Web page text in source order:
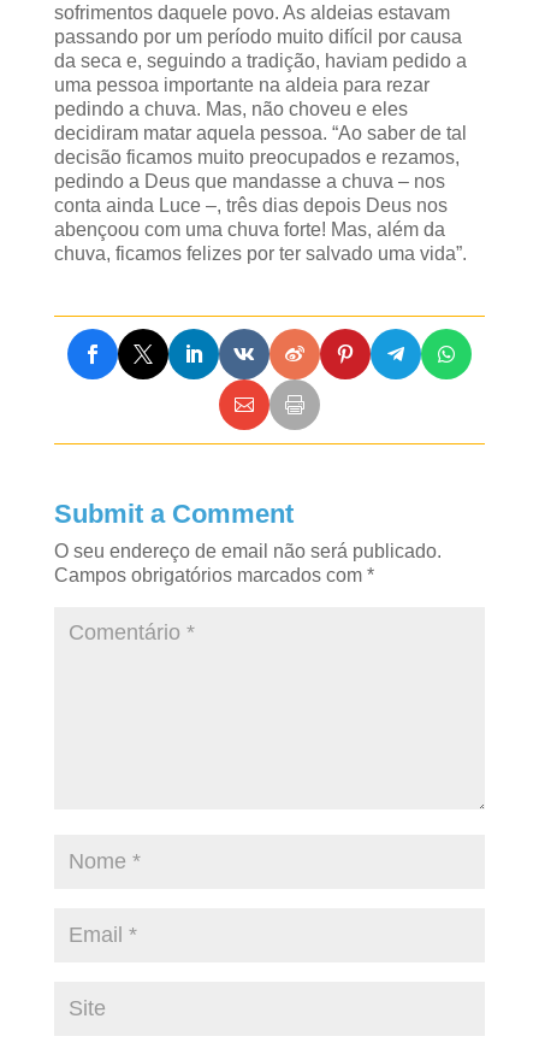
sofrimentos daquele povo. As aldeias estavam
passando por um período muito difícil por causa
da seca e, seguindo a tradição, haviam pedido a
uma pessoa importante na aldeia para rezar
pedindo a chuva. Mas, não choveu e eles
decidiram matar aquela pessoa. “Ao saber de tal
decisão ficamos muito preocupados e rezamos,
pedindo a Deus que mandasse a chuva – nos
conta ainda Luce –, três dias depois Deus nos
abençoou com uma chuva forte! Mas, além da
chuva, ficamos felizes por ter salvado uma vida”.
Submit a Comment
O seu endereço de email não será publicado.
Campos obrigatórios marcados com *